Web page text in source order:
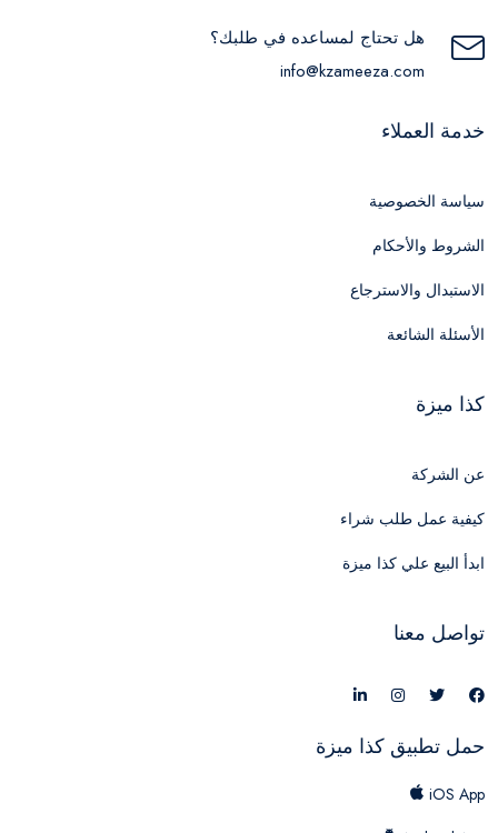
هل تحتاج لمساعده في طلبك؟
info@kzameeza.com
خدمة العملاء
سياسة الخصوصية
الشروط والأحكام
الاستبدال والاسترجاع
الأسئلة الشائعة
كذا ميزة
عن الشركة
كيفية عمل طلب شراء
ابدأ البيع علي كذا ميزة
تواصل معنا
حمل تطبيق كذا ميزة
iOS App